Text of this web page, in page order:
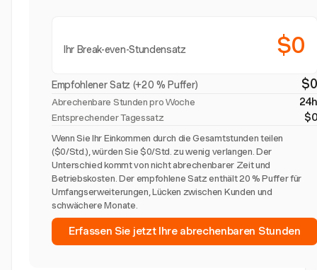
Ihr Break-even-Stundensatz $0
Empfohlener Satz (+20 % Puffer) $0
Abrechenbare Stunden pro Woche 24h
Entsprechender Tagessatz $0
Wenn Sie Ihr Einkommen durch die Gesamtstunden teilen
($0/Std.), würden Sie $0/Std. zu wenig verlangen. Der
Unterschied kommt von nicht abrechenbarer Zeit und
Betriebskosten. Der empfohlene Satz enthält 20 % Puffer für
Umfangserweiterungen, Lücken zwischen Kunden und
schwächere Monate.
Erfassen Sie jetzt Ihre abrechenbaren Stunden